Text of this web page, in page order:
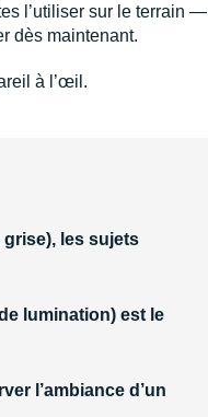
l’utiliser sur le terrain —
dès maintenant.
à l’œil.
les sujets
lumination) est le
l’ambiance d’un